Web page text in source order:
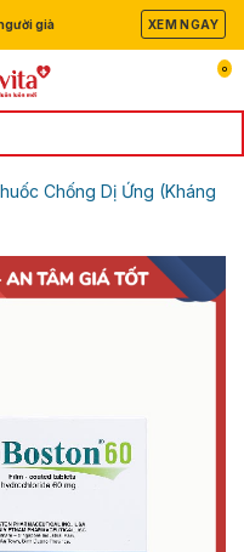
già XEM NGAY
0
Chống Dị Ứng (Kháng